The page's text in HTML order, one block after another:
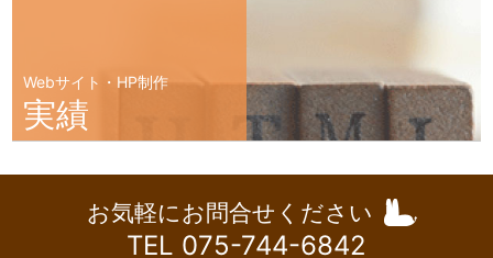
Webサイト・HP制作
実績
お気軽にお問合せください
TEL 075-744-6842